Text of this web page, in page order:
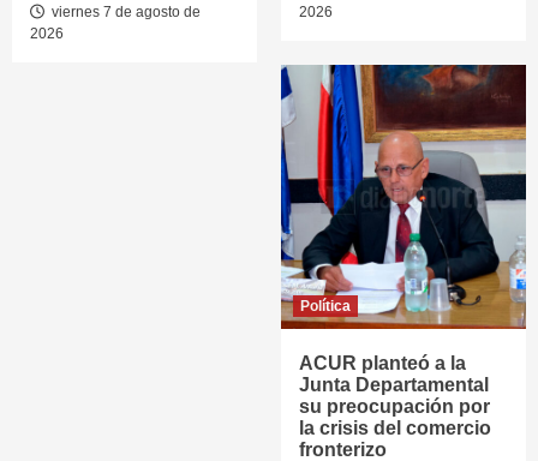
viernes 7 de agosto de
2026
2026
Política
ACUR planteó a la
Junta Departamental
su preocupación por
la crisis del comercio
fronterizo